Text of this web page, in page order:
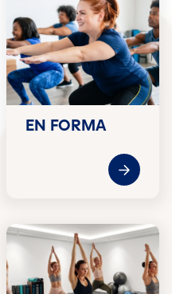
EN FORMA